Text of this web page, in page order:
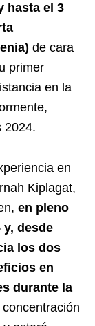
hasta el 3
de cara
primer
en la
2024.
en
Kiplagat,
en pleno
y, desde
los dos
en
durante la